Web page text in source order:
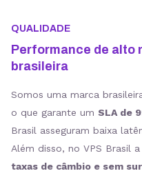
QUALIDADE
Performance de
brasileira
Somos uma marca
o que garante um SLA de
Brasil asseguram baixa
Além disso, no VPS Brasil
taxas de câmbio e sem